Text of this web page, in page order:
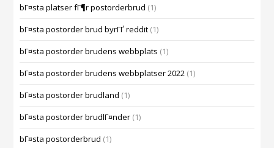
bГ¤sta platser fГ¶r postorderbrud (1)
bГ¤sta postorder brud byrГҐ reddit (1)
bГ¤sta postorder brudens webbplats (1)
bГ¤sta postorder brudens webbplatser 2022 (1)
bГ¤sta postorder brudland (1)
bГ¤sta postorder brudlГ¤nder (1)
bГ¤sta postorderbrud (1)